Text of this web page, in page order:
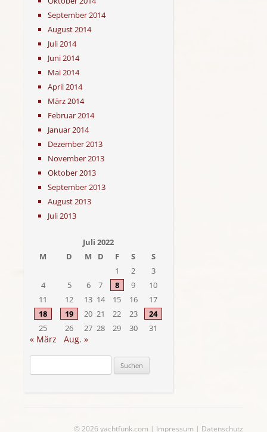
September 2014
August 2014
Juli 2014
Juni 2014
Mai 2014
April 2014
März 2014
Februar 2014
Januar 2014
Dezember 2013
November 2013
Oktober 2013
September 2013
August 2013
Juli 2013
Juli 2022
M
D M D F S
S
1
2
3
4
5 6 7 8 9
10
11
12 13 14 15 16
17
18
19 20 21 22 23
24
25
26 27 28 29 30 31
« März Aug. »
nach:
© 2026 yachtfunk.com | Impressum | Datenschutz